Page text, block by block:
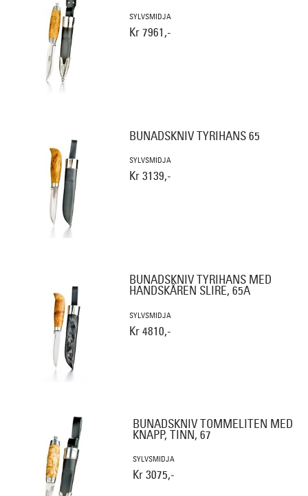
SYLVSMIDJA
Kr 7961,-
BUNADSKNIV TYRIHANS 65
SYLVSMIDJA
Kr 3139,-
BUNADSKNIV TYRIHANS MED
HANDSKÅREN SLIRE, 65A
SYLVSMIDJA
Kr 4810,-
BUNADSKNIV TOMMELITEN MED
KNAPP, TINN, 67
SYLVSMIDJA
Kr 3075,-